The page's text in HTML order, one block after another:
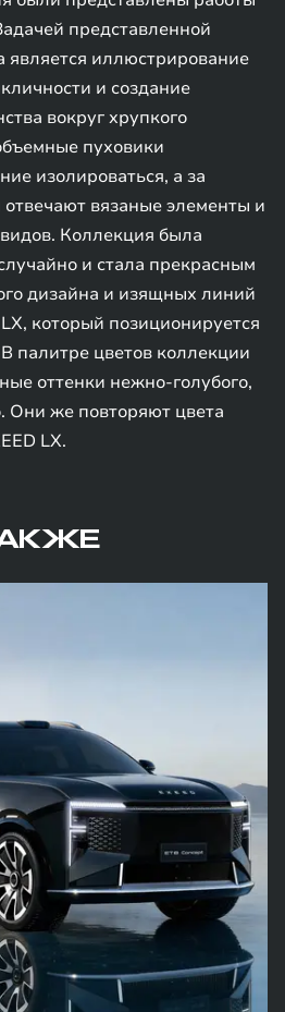
представленной
является иллюстрирование
и создание
вокруг хрупкого
пуховики
изолироваться, а за
вязаные элементы и
Коллекция была
и стала прекрасным
дизайна и изящных линий
который позиционируется
палитре цветов коллекции
оттенки нежно-голубого,
Они же повторяют цвета
LX.